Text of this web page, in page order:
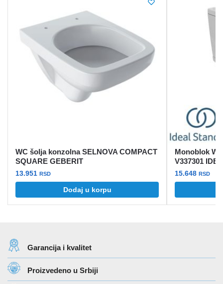
WC šolja konzolna SELNOVA COMPACT
SQUARE GEBERIT
13.951 RSD
Dodaj u korpu
Monoblok
V337301
15.648 RSD
Garancija i kvalitet
Proizvedeno u Srbiji